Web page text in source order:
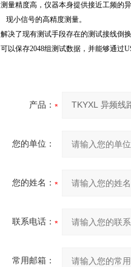
测量精度高，仪器本身提供接近工频的
现小信号的高精度测量。
解决了现有测试手段存在的测试接线倒
可以保存2048组测试数据，并能够通过
产品：
您的单位：
您的姓名：
联系电话：
常用邮箱：